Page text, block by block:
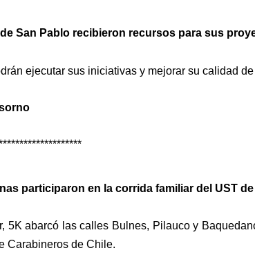
San Pablo recibieron recursos para sus
ejecutar sus iniciativas y mejorar su calidad
participaron en la corrida familiar del UST
5K abarcó las calles Bulnes, Pilauco y
Carabineros de Chile.